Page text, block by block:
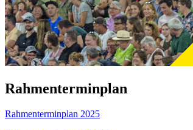
Rahmenterminplan
Rahmenterminplan 2025